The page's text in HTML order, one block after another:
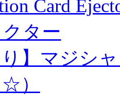
Card
ター
り】マジシ
）